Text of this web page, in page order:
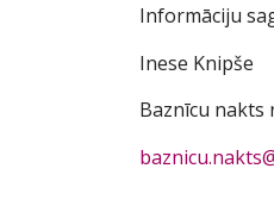
Informāciju
Inese Knipše
Baznīcu nakts